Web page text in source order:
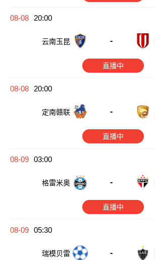
08-08 20:00
云南玉昆 -
直播中
08-08 20:00
定南赣联 -
直播中
08-09 03:00
格雷米奥 -
直播中
08-09 05:30
瑞模贝雷 -